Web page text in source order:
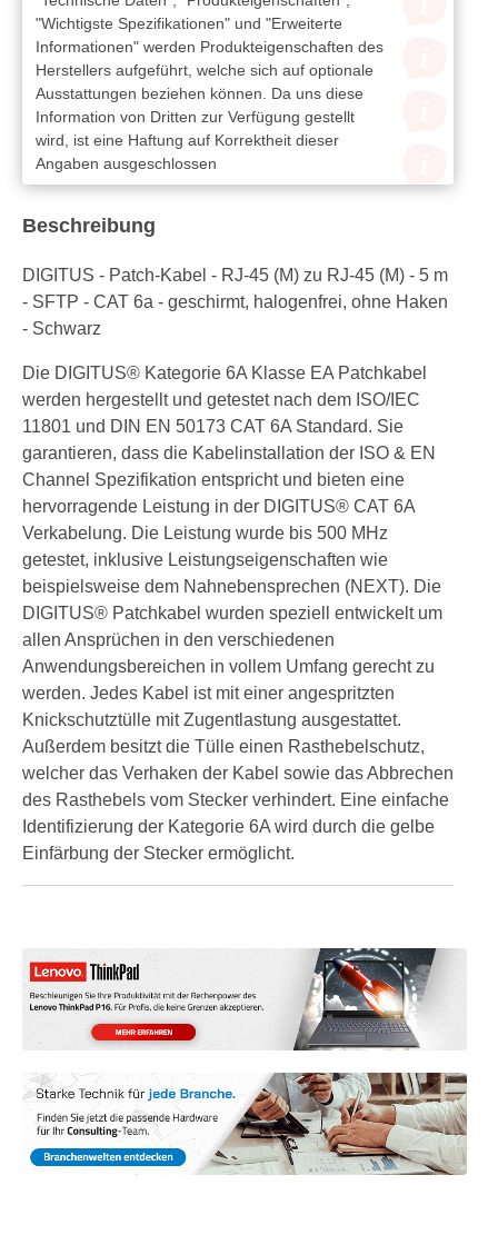
"Wichtigste Spezifikationen" und "Erweiterte
Informationen" werden Produkteigenschaften des
Herstellers aufgeführt, welche sich auf optionale
Ausstattungen beziehen können. Da uns diese
Information von Dritten zur Verfügung gestellt
wird, ist eine Haftung auf Korrektheit dieser
Angaben ausgeschlossen
Beschreibung
DIGITUS - Patch-Kabel - RJ-45 (M) zu RJ-45 (M) - 5 m
- SFTP - CAT 6a - geschirmt, halogenfrei, ohne Haken
- Schwarz
Die DIGITUS® Kategorie 6A Klasse EA Patchkabel
werden hergestellt und getestet nach dem ISO/IEC
11801 und DIN EN 50173 CAT 6A Standard. Sie
garantieren, dass die Kabelinstallation der ISO & EN
Channel Spezifikation entspricht und bieten eine
hervorragende Leistung in der DIGITUS® CAT 6A
Verkabelung. Die Leistung wurde bis 500 MHz
getestet, inklusive Leistungseigenschaften wie
beispielsweise dem Nahnebensprechen (NEXT). Die
DIGITUS® Patchkabel wurden speziell entwickelt um
allen Ansprüchen in den verschiedenen
Anwendungsbereichen in vollem Umfang gerecht zu
werden. Jedes Kabel ist mit einer angespritzten
Knickschutztülle mit Zugentlastung ausgestattet.
Außerdem besitzt die Tülle einen Rasthebelschutz,
welcher das Verhaken der Kabel sowie das Abbrechen
des Rasthebels vom Stecker verhindert. Eine einfache
Identifizierung der Kategorie 6A wird durch die gelbe
Einfärbung der Stecker ermöglicht.